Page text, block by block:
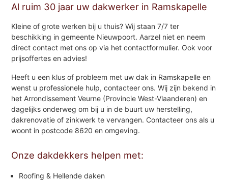
Al ruim 30 jaar uw dakwerker in Ramskapelle
Kleine of grote werken bij u thuis? Wij staan 7/7 ter
beschikking in gemeente Nieuwpoort. Aarzel niet en neem
direct contact met ons op via het contactformulier. Ook voor
prijsoffertes en advies!
Heeft u een klus of probleem met uw dak in Ramskapelle en
wenst u professionele hulp, contacteer ons. Wij zijn bekend in
het Arrondissement Veurne (Provincie West-Vlaanderen) en
dagelijks onderweg om bij u in de buurt uw herstelling,
dakrenovatie of zinkwerk te vervangen. Contacteer ons als u
woont in postcode 8620 en omgeving.
Onze dakdekkers helpen met:
Roofing & Hellende daken